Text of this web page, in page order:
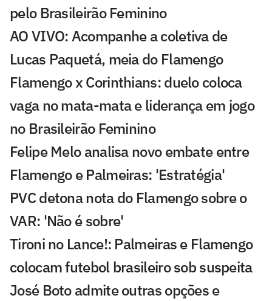
pelo Brasileirão Feminino
AO VIVO: Acompanhe a coletiva de
Lucas Paquetá, meia do Flamengo
Flamengo x Corinthians: duelo coloca
vaga no mata-mata e liderança em jogo
no Brasileirão Feminino
Felipe Melo analisa novo embate entre
Flamengo e Palmeiras: 'Estratégia'
PVC detona nota do Flamengo sobre o
VAR: 'Não é sobre'
Tironi no Lance!: Palmeiras e Flamengo
colocam futebol brasileiro sob suspeita
José Boto admite outras opções e